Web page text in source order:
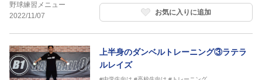
野球練習メニュー
2022/11/07
お気に入りに追加
上半身のダンベルトレーニング③ラテラ
ルレイズ